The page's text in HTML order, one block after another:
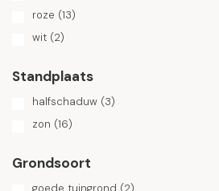
Forsythia
Fraxinus
Gleditsia
Hamamelis(2)
Heptacodium
Hovenia
roze (13)
wit (2)
Standplaats
halfschaduw (3)
zon (16)
Grondsoort
goede tuingrond (2)